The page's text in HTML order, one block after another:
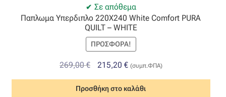
Σε απόθεμα
Παπλωμα Υπερδιπλο 220X240 White Comfort PURA
QUILT – WHITE
ΠΡΟΣΦΟΡΆ!
269,00€
Original
price
was:
215,20 €Η
τρέχουσα
τιμή
(συμπ.ΦΠΑ)
Προσθήκη στο καλάθι